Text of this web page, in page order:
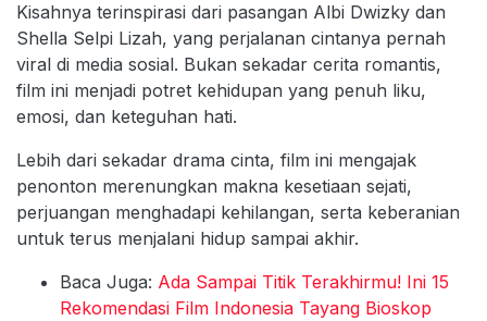
Kisahnya terinspirasi dari pasangan Albi Dwizky dan
Shella Selpi Lizah, yang perjalanan cintanya pernah
viral di media sosial. Bukan sekadar cerita romantis,
film ini menjadi potret kehidupan yang penuh liku,
emosi, dan keteguhan hati.
Lebih dari sekadar drama cinta, film ini mengajak
penonton merenungkan makna kesetiaan sejati,
perjuangan menghadapi kehilangan, serta keberanian
untuk terus menjalani hidup sampai akhir.
Baca Juga: Ada Sampai Titik Terakhirmu! Ini 15
Rekomendasi Film Indonesia Tayang Bioskop